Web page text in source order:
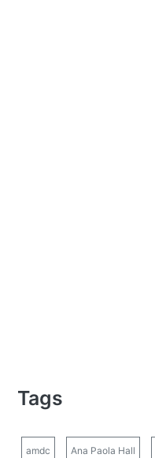
Tags
amdc Ana Paola Hall